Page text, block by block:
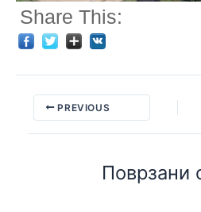
Share This:
PREVIOUS
Поврзани